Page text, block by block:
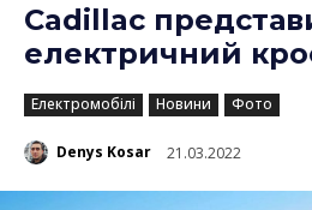
Cadillac
електричний
Електромобілі Новини Фото
Denys Kosar 21.03.2022